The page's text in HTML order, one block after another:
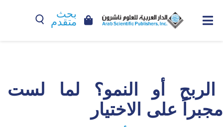
بحث
متقدم
الربح أو النمو؟ لما لست
مجبراً على الاختيار